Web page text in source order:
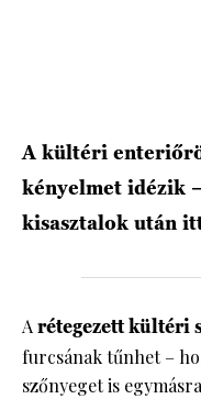
A kültéri
kényelmet idézik
kisasztalok után
Arétegezett kültéri
furcsának tűnhet –
szőnyeget is